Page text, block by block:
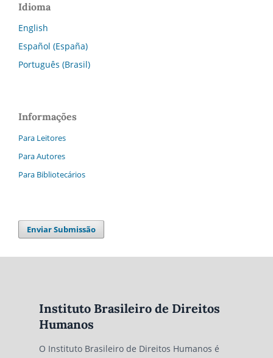
Idioma
English
Español (España)
Português (Brasil)
Informações
Para Leitores
Para Autores
Para Bibliotecários
Enviar Submissão
Instituto Brasileiro de Direitos
Humanos
O Instituto Brasileiro de Direitos Humanos é